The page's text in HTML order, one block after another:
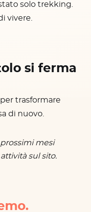
solo trekking.
vivere.
si ferma
trasformare
di nuovo.
mesi
sul sito.